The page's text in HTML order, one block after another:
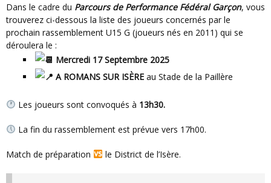
Dans le cadre du Parcours de Performance Fédéral Garçon, vous
trouverez ci-dessous la liste des joueurs concernés par le
prochain rassemblement U15 G (joueurs nés en 2011) qui se
déroulera le :
Mercredi 17 Septembre 2025
A ROMANS SUR ISÈRE au Stade de la Paillère
Les joueurs sont convoqués à 13h30.
La fin du rassemblement est prévue vers 17h00.
Match de préparation le District de l’Isère.